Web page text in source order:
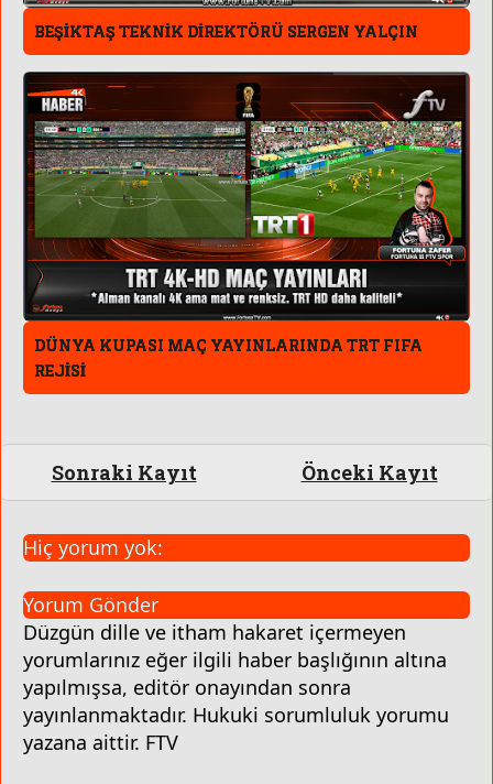
BEŞİKTAŞ TEKNİK DİREKTÖRÜ SERGEN YALÇIN
DÜNYA KUPASI MAÇ YAYINLARINDA TRT FIFA
REJİSİ
Sonraki Kayıt Önceki Kayıt
Hiç yorum yok:
Yorum Gönder
Düzgün dille ve itham hakaret içermeyen
yorumlarınız eğer ilgili haber başlığının altına
yapılmışsa, editör onayından sonra
yayınlanmaktadır. Hukuki sorumluluk yorumu
yazana aittir. FTV